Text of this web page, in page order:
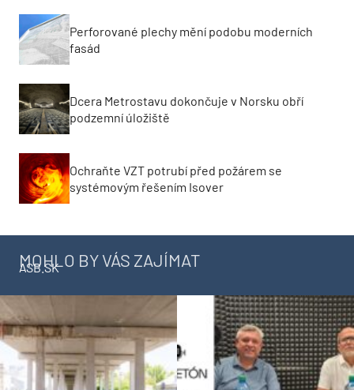
Perforované plechy mění podobu moderních
fasád
Dcera Metrostavu dokončuje v Norsku obří
podzemní úložiště
Ochraňte VZT potrubí před požárem se
systémovým řešením Isover
MOHLO BY VÁS ZAJÍMAT
ASB.SK